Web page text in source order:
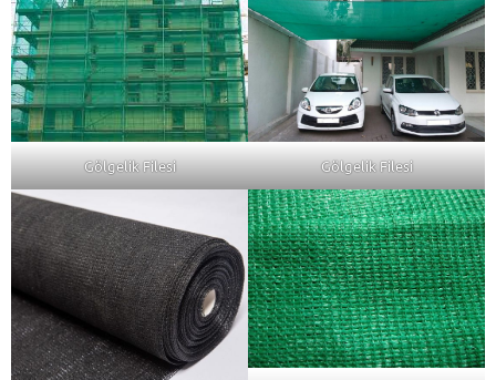
Gölgelik Filesi Gölgelik Filesi